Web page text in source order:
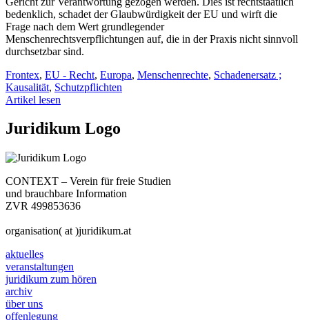
bedenklich, schadet der Glaubwürdigkeit der EU und wirft die
Frage nach dem Wert grundlegender
Menschenrechtsverpflichtungen auf, die in der Praxis nicht sinnvoll
durchsetzbar sind.
Frontex, EU - Recht, Europa, Menschenrechte, Schadenersatz ;
Kausalität, Schutzpflichten
Artikel lesen
Juridikum Logo
CONTEXT – Verein für freie Studien
und brauchbare Information
ZVR 499853636
organisation( at )juridikum.at
aktuelles
veranstaltungen
juridikum zum hören
archiv
über uns
offenlegung